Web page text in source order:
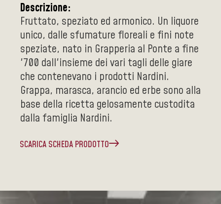
Descrizione:
Fruttato, speziato ed armonico. Un liquore
unico, dalle sfumature floreali e fini note
speziate, nato in Grapperia al Ponte a fine
'700 dall'insieme dei vari tagli delle giare
che contenevano i prodotti Nardini.
Grappa, marasca, arancio ed erbe sono alla
base della ricetta gelosamente custodita
dalla famiglia Nardini.
SCARICA SCHEDA PRODOTTO